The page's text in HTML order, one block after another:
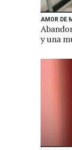
AMOR DE
y una